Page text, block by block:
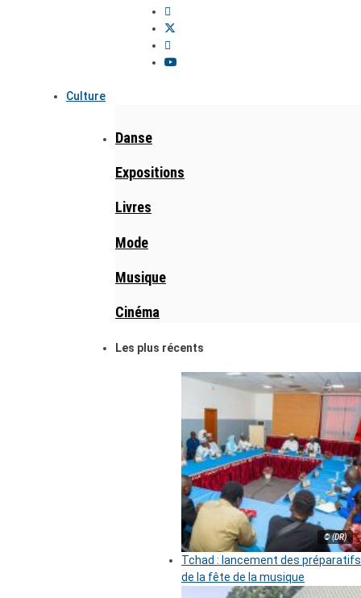
Culture
Danse
Expositions
Livres
Mode
Musique
Cinéma
Les plus récents
© (DR)
Tchad : lancement des préparatifs
de la fête de la musique